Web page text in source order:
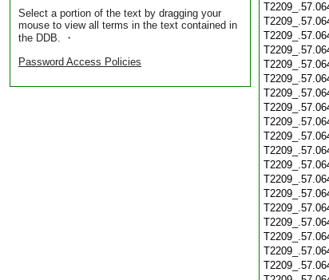
Select a portion of the text by dragging your
mouse to view all terms in the text contained in
the DDB. ・
Password Access Policies